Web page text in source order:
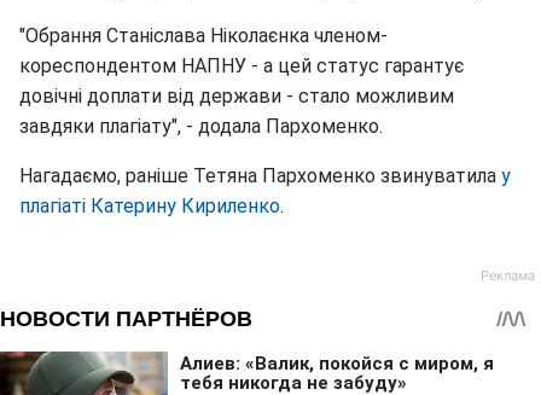
"Обрання Станіслава Ніколаєнка членом-
кореспондентом НАПНУ - а цей статус гарантує
довічні доплати від держави - стало можливим
завдяки плагіату", - додала Пархоменко.
Нагадаємо, раніше Тетяна Пархоменко звинуватила у
плагіаті Катерину Кириленко.